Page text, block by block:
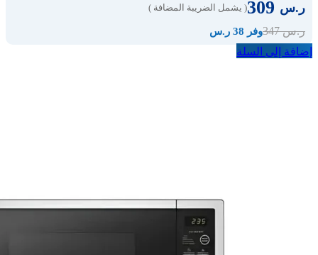
ر.س ( يشمل الضريبة المضافة )
ر.س347 وفر 38 ر.س
إضافة إلى السلة